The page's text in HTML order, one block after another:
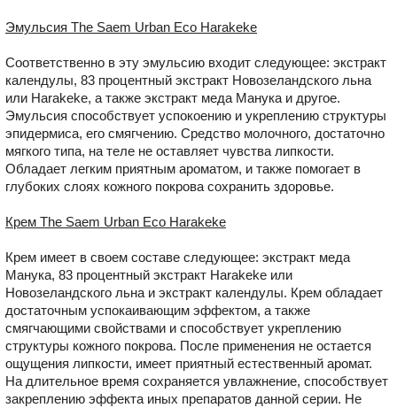
Эмульсия The Saem Urban Eco Harakeke
Соответственно в эту эмульсию входит следующее: экстракт
календулы, 83 процентный экстракт Новозеландского льна
или Harakeke, а также экстракт меда Манука и другое.
Эмульсия способствует успокоению и укреплению структуры
эпидермиса, его смягчению. Средство молочного, достаточно
мягкого типа, на теле не оставляет чувства липкости.
Обладает легким приятным ароматом, и также помогает в
глубоких слоях кожного покрова сохранить здоровье.
Крем The Saem Urban Eco Harakeke
Крем имеет в своем составе следующее: экстракт меда
Манука, 83 процентный экстракт Harakeke или
Новозеландского льна и экстракт календулы. Крем обладает
достаточным успокаивающим эффектом, а также
смягчающими свойствами и способствует укреплению
структуры кожного покрова. После применения не остается
ощущения липкости, имеет приятный естественный аромат.
На длительное время сохраняется увлажнение, способствует
закреплению эффекта иных препаратов данной серии. Не